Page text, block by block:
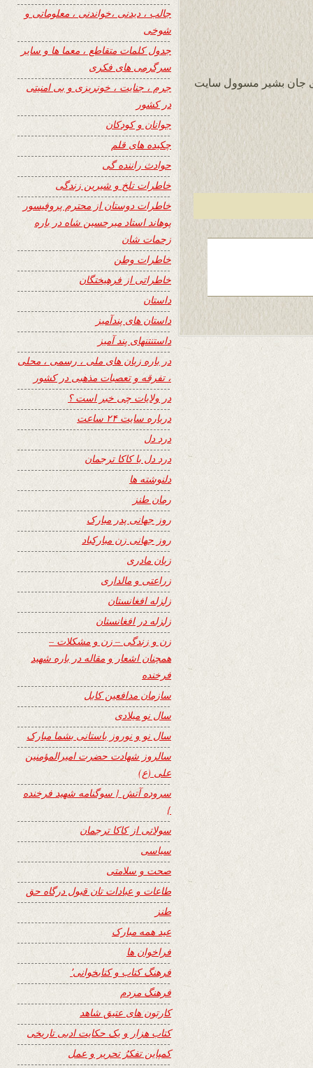
جان بشیر مسوول سایت
جالب ، دیدنی ،خواندنی ، معلوماتی و
شوخی
جدول کلمات متقاطع ، معما ها و سایر
سرگرمی های فکری
جرم ، جنایت ، خونریزی و بی امنیتی
در کشور
جوانان و کودکان
چکیده های قلم
حوادث راننده گی
خاطرات تلخ و شیرین زندگی
خاطرات دوستان از محترم پروفیسور
پوهاند استاد میرحسین شاه در باره
زحمات شان
خاطرات وطن
خاطراتی از فرهیختگان
داستان
داستان های پندآمیز
داستنتنهای پند آمیز
در باره زبان های ملی ، رسمی ، محلی
، تفرقه و تعصبات مذهبی در کشور
در ولایات چی خبر است ؟
درباره سایت ۲۴ ساعت
درد دل
درد دل با کاکا ترجمان
دلنوشته ها
رمان طنز
روز جهانی پدر مبارک
روز جهانی زن مبارکباد
زبان مادری
زراعتی و مالداری
زلزله افغانستان
زلزله در افغانستان
زن و زندگی – زن و مشکلات –
همچنان اشعار و مقاله در باره شهید
فرخنده
سازمان مدافعین کابل
سال نو میلادی
سال نو و نوروز باستانی بشما مبارک
سالروز شهادت حضرت امیرالمؤمنین
علی (ع)
سروده آتش { سوگنامه شهید فرخنده
}
سولاتی از کاکا ترجمان
سیاسی
صحت و سلامتی
طاعات و عبادات تان قبول درگاه حق
طنز
عید همه مبارک
فراخوان ها
فرهنگ کتاب و کتابخوانی٬
فرهنگ مردم
کارتون های عتیق شاهد
کتاب هزار و یک حکایت ادبی تاریخی
کمپاین تفکرُ تحریر و عمل